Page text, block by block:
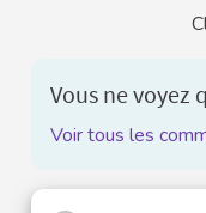
Vous ne voyez
Voir tous les